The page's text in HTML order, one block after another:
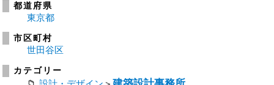
都道府県
東京都
市区町村
世田谷区
カテゴリー